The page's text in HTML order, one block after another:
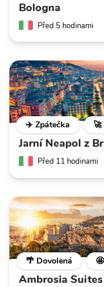
Bologna
Před 5 hodinami
✈️ Zpátečka 🚀
Jarní Neapol z
Před 11 hodinami
🌴 Dovolená
Ambrosia